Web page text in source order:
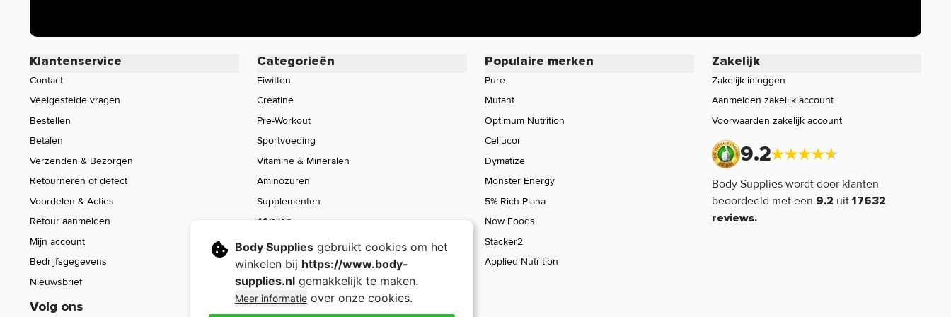
Klantenservice
Contact
Veelgestelde vragen
Bestellen
Betalen
Verzenden & Bezorgen
Retourneren of defect
Voordelen & Acties
Retour aanmelden
Mijn account
Bedrijfsgegevens
Nieuwsbrief
Volg ons
Categorieën
Eiwitten
Creatine
Pre-Workout
Sportvoeding
Vitamine & Mineralen
Aminozuren
Supplementen
Afvallen
Voeding
Sport Gear
Sale
Populaire merken
Pure.
Mutant
Optimum Nutrition
Cellucor
Dymatize
Monster Energy
5% Rich Piana
Now Foods
Stacker2
Applied Nutrition
Zakelijk
Zakelijk inloggen
Aanmelden zakelijk account
Voorwaarden zakelijk account
9.2
Body Supplies wordt door klanten
beoordeeld met een 9.2 uit17632
reviews.
Body Suppliesgebruikt cookies om het
winkelen bij https://www.body-
supplies.nlgemakkelijk te maken.
Meer informatieover onze cookies.